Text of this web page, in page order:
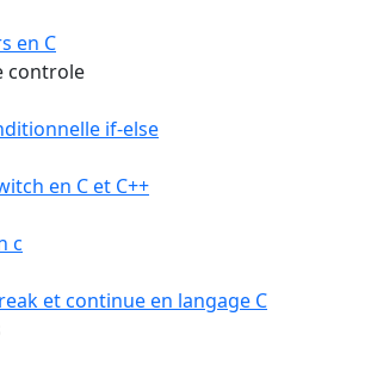
en C
controle
if-else
en C et C++
c
et continue en langage C